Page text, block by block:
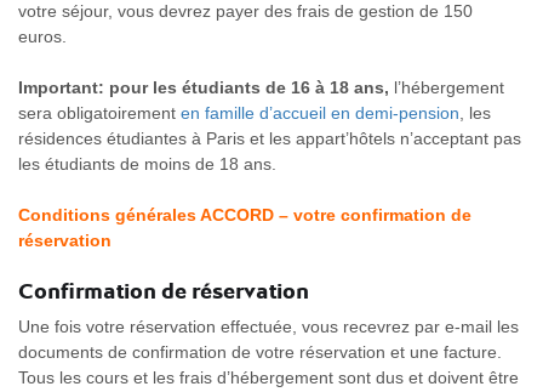
votre séjour, vous devrez payer des frais de gestion de 150
euros.
Important: pour les étudiants de 16 à 18 ans, l’hébergement
sera obligatoirement en famille d’accueil en demi-pension , les
résidences étudiantes à Paris et les appart’hôtels n’acceptant pas
les étudiants de moins de 18 ans.
Conditions générales ACCORD – votre confirmation de
réservation
Confirmation de réservation
Une fois votre réservation effectuée, vous recevrez par e-mail les
documents de confirmation de votre réservation et une facture.
Tous les cours et les frais d’hébergement sont dus et doivent être